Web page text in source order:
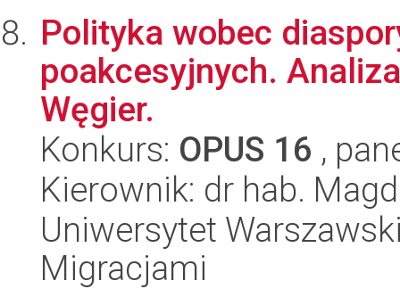
Polityka wobec
poakcesyjnych.
Węgier.
Konkurs: OPUS 16 ,
Kierownik: dr hab.
Uniwersytet
Migracjami